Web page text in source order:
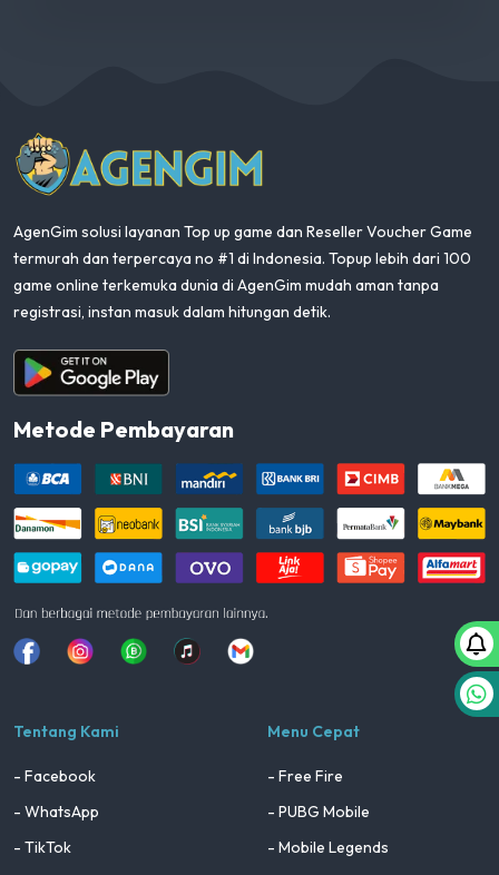
AgenGim
AgenGim solusi layanan Top up game dan Reseller Voucher Game
termurah dan terpercaya no #1 di Indonesia. Topup lebih dari 100
game online terkemuka dunia di AgenGim mudah aman tanpa
registrasi, instan masuk dalam hitungan detik.
Aplikasi Android
Metode Pembayaran
FacebookInstagramWhatsapp
Tiktok youtube
Tentang Kami
- Facebook
- WhatsApp
- TikTok
Menu Cepat
- Free Fire
- PUBG Mobile
- Mobile Legends